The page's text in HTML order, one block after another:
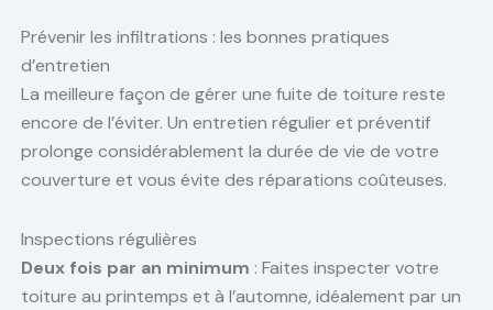
Prévenir les infiltrations : les bonnes pratiques
d’entretien
La meilleure façon de gérer une fuite de toiture reste
encore de l’éviter. Un entretien régulier et préventif
prolonge considérablement la durée de vie de votre
couverture et vous évite des réparations coûteuses.
Inspections régulières
Deux fois par an minimum : Faites inspecter votre
toiture au printemps et à l’automne, idéalement par un